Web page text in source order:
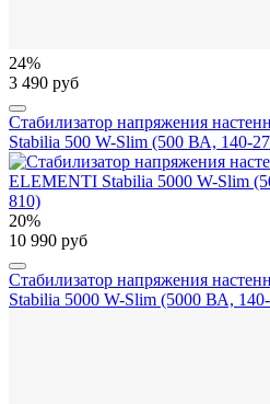
24%
3 490 руб
Стабилизатор напряжения
Stabilia 500 W-Slim (500 ВА, 140-
20%
10 990 руб
Стабилизатор напряжения
Stabilia 5000 W-Slim (5000 ВА,